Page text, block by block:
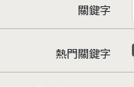
關鍵字
熱門關鍵字